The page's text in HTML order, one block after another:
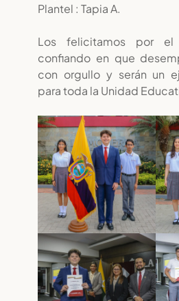
Plantel : Tapia A.
Los felicitamos por el
confiando en que
con orgullo y serán un
para toda la Unidad